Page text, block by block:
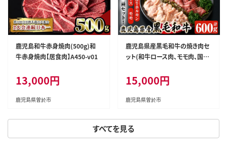
すべてを見る
鹿児島和牛赤身焼肉(500g)和
牛赤身焼肉【居食肉】A450-v01
13,000円
鹿児島県曽於市
鹿児島県産黒毛和牛の焼き肉セ
ット(和牛ロース肉、モモ肉、国産
和牛焼き肉冷凍【ナンチク】A6-v
15,000円
鹿児島県曽於市